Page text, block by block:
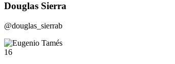
Douglas Sierra
@douglas_sierrab
16